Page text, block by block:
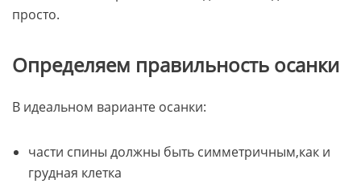
просто.
Определяем правильность осанки
В идеальном варианте осанки:
части спины должны быть симметричным,как и
грудная клетка